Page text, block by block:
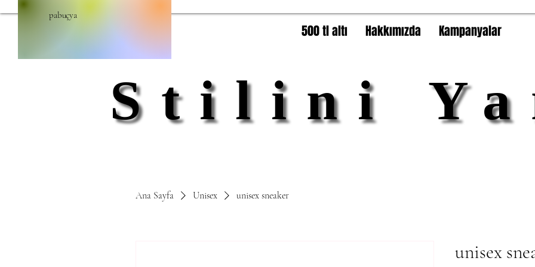
pabuçya
500 tl altı Hakkımızda Kampanyalar
Stilini
Stilini
Ana Sayfa Unisex unisex sneaker
unisex